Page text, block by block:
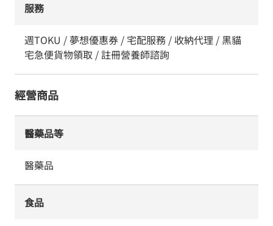
服務
週TOKU / 夢想優惠券 / 宅配服務 / 收納代理 / 黑貓
宅急便貨物領取 / 註冊營養師諮詢
經營商品
醫藥品等
醫藥品
食品